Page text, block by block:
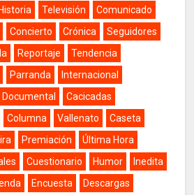
Historia Televisión
Comunicado
Concierto Crónica
Seguidores
Reportaje
Tendencia
Parranda
Internacional
Documental
Cacicadas
Columna Vallenato
Caseta
Premiación
Última Hora
Cuestionario Humor
Inedita
Encuesta
Descargas